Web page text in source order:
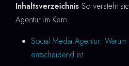
Inhaltsverzeichnis So versteht
Agentur im Kern.
Social Media Agentur:
entscheidend ist